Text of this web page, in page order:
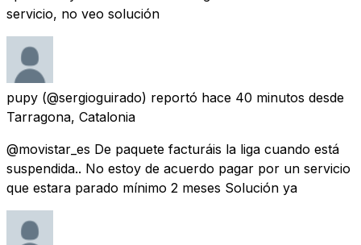
servicio, no veo solución
pupy (@sergioguirado) reportó hace 40 minutos desde
Tarragona, Catalonia
@movistar_es De paquete facturáis la liga cuando está
suspendida.. No estoy de acuerdo pagar por un servicio
que estara parado mínimo 2 meses Solución ya